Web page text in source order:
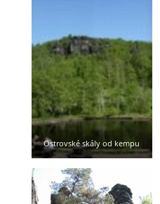
Ostrovské skály od kempu